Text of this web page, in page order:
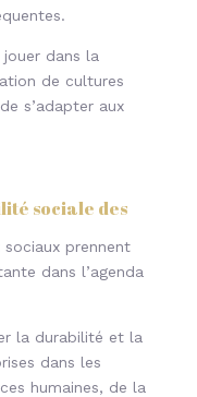
dans la
de cultures
s’adapter aux
sociale des
sociaux prennent
dans l’agenda
la durabilité et la
dans les
humaines, de la